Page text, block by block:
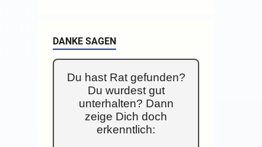
DANKE SAGEN
Du hast Rat gefunden?
Du wurdest gut
unterhalten? Dann
zeige Dich doch
erkenntlich: